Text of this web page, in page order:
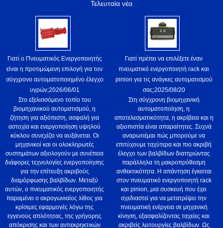
Τελευταία νέα
Γιατί ο Πνευματικός Ενεργοποιητής
είναι η προτιμώμενη επιλογή για τον
σύγχρονο αυτοματοποιημένο έλεγχο
υγρών;2026/06/01
Στο εξελισσόμενο τοπίο του
βιομηχανικού αυτοματισμού, η
ζήτηση για αξιόπιστη, ασφαλή για
αστοχία και ενεργοποίηση υψηλού
κύκλου συνεχίζει να αυξάνεται. Οι
μηχανικοί και οι ολοκληρωτές
συστημάτων αξιολογούν με συνέπεια
διάφορες τεχνολογίες ενεργοποίησης
για την επίτευξη ακριβούς
διαμόρφωσης βαλβίδων. Μεταξύ
αυτών, ο πνευματικός ενεργοποιητής
παραμένει ο ακρογωνιαίος λίθος για
κρίσιμες εφαρμογές λόγω της
εγγενούς απλότητας, της γρήγορης
απόκρισης και των αντιεκρηκτικών
Γιατί πρέπει να επιλέξετε έναν
πνευματικό ενεργοποιητή rack και
pinion για τις ανάγκες αυτοματισμού
σας;2025/08/20
Στη σύγχρονη βιομηχανική
αυτοματοποίηση, η
αποτελεσματικότητα, η ακρίβεια και η
αξιοπιστία είναι απαραίτητες. Συχνά
αναρωτιέμαι πώς μπορούμε να
επιτύχουμε ταχύτερα και πιο ακριβή
έλεγχο των βαλβίδων διατηρώντας
παράλληλα τη μακροπρόθεσμη
ανθεκτικότητα. Η απάντηση έγκειται
στον πνευματικό ενεργοποιητή rack
και pinion, μια συσκευή που έχει
σχεδιαστεί για να μετατρέψει την
πνευματική ενέργεια σε μηχανική
κίνηση, εξασφαλίζοντας ταχείες και
ακριβείς λειτουργίες βαλβίδων. Ως